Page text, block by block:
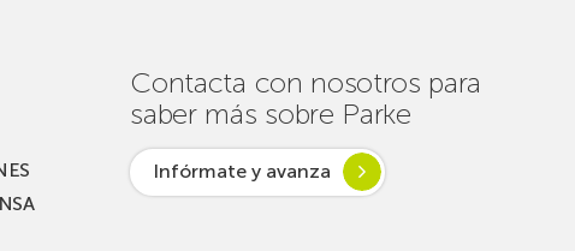
garantizar
la
conectividad
en
Contacta con nosotros para
saber más sobre Parke
Infórmate y avanza